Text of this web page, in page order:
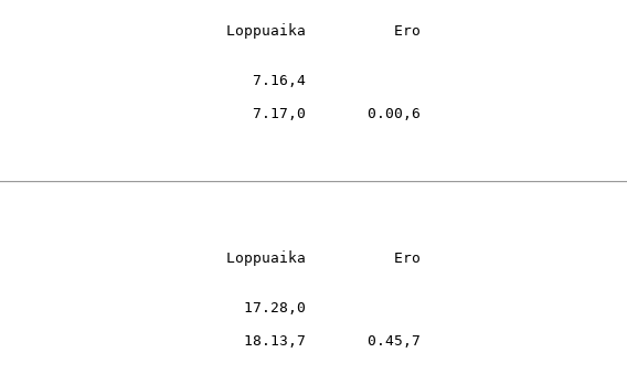
Loppuaika          Ero
7.16,4
7.17,0       0.00,6
Loppuaika          Ero
17.28,0
18.13,7       0.45,7